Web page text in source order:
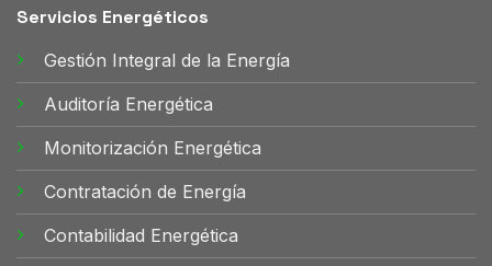
Servicios Energéticos
Gestión Integral de la Energía
Auditoría Energética
Monitorización Energética
Contratación de Energía
Contabilidad Energética